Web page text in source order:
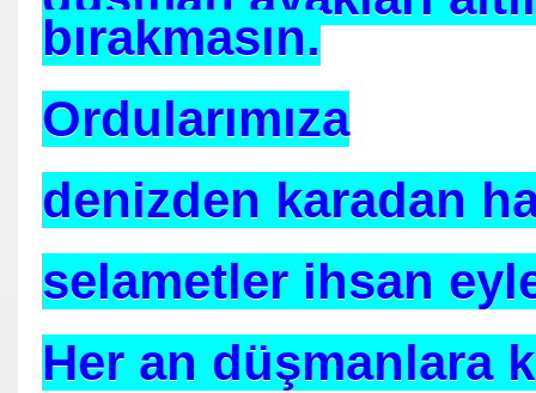
bırakmasın.
Ordularımıza
denizden karadan
selametler ihsan
Her an düşmanlara
Ayeti
ÖĞRETTİ